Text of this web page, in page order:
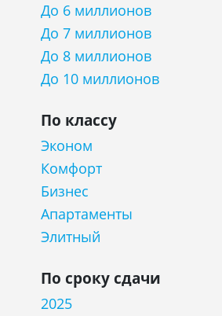
До 6 миллионов
До 7 миллионов
До 8 миллионов
До 10 миллионов
По классу
Эконом
Комфорт
Бизнес
Апартаменты
Элитный
По сроку сдачи
2025